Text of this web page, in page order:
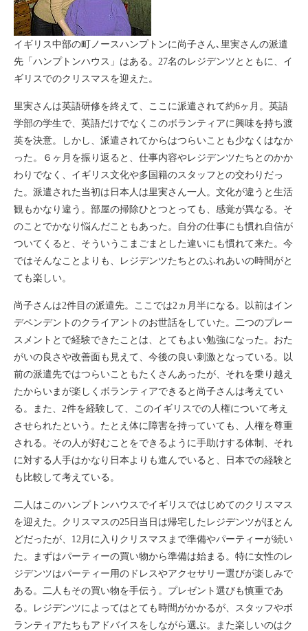
イギリス中部の町ノースハンプトンに尚子さん､里実さんの派遣
先「ハンプトンハウス」はある。27名のレジデンツとともに、イ
ギリスでのクリスマスを迎えた。
里実さんは英語研修を終えて、ここに派遣されて約6ヶ月。英語
学部の学生で、英語だけでなくこのボランティアに興味を持ち渡
英を決意。しかし、派遣されてからはつらいことも少なくはなか
った。６ヶ月を振り返ると、仕事内容やレジデンツたちとのかか
わりでなく、イギリス文化や多国籍のスタッフとの交わりだっ
た。派遣された当初は日本人は里実さん一人。文化が違うと生活
観もかなり違う。部屋の掃除ひとつとっても、感覚が異なる。そ
のことでかなり悩んだこともあった。自分の仕事にも慣れ自信が
ついてくると、そういうこまごまとした違いにも慣れて来た。今
ではそんなことよりも、レジデンツたちとのふれあいの時間がと
ても楽しい。
尚子さんは2件目の派遣先。ここでは2ヵ月半になる。以前はイン
デペンデントのクライアントのお世話をしていた。二つのプレー
スメントとで経験できたことは、とてもよい勉強になった。おた
がいの良さや改善面も見えて、今後の良い刺激となっている。以
前の派遣先ではつらいこともたくさんあったが、それを乗り越え
たからいまが楽しくボランティアできると尚子さんは考えてい
る。また、2件を経験して、このイギリスでの人権について考え
させられたという。たとえ体に障害を持っていても、人権を尊重
される。その人が好むことをできるように手助けする体制、それ
に対する人手はかなり日本よりも進んでいると、日本での経験と
も比較して考えている。
二人はこのハンプトンハウスでイギリスではじめてのクリスマス
を迎えた。クリスマスの25日当日は帰宅したレジデンツがほとん
どだったが、12月に入りクリスマスまで準備やパーティーが続い
た。まずはパーティーの買い物から準備は始まる。特に女性のレ
ジデンツはパーティー用のドレスやアクセサリー選びが楽しみで
ある。二人もその買い物を手伝う。プレゼント選びも慎重であ
る。レジデンツによってはとても時間がかかるが、スタッフやボ
ランティアたちもアドバイスをしながら選ぶ。また楽しいのはク